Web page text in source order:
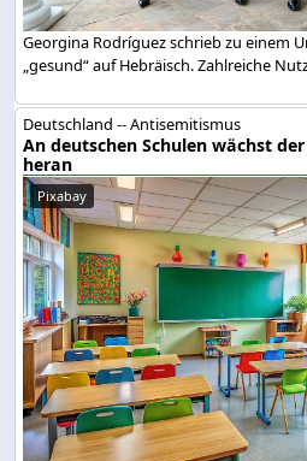
Georgina Rodríguez schrieb zu einem
„gesund“ auf Hebräisch. Zahlreiche
Deutschland -- Antisemitismus
An deutschen Schulen wächst
heran
Pixabay